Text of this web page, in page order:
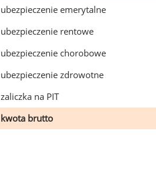
ubezpieczenie emerytalne
ubezpieczenie rentowe
ubezpieczenie chorobowe
ubezpieczenie zdrowotne
zaliczka na PIT
kwota brutto